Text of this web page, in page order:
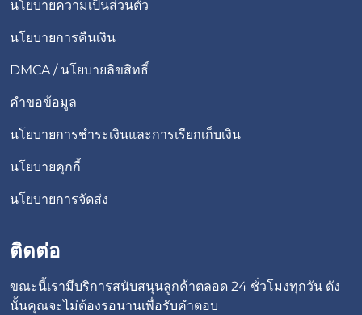
นโยบายความเป็นส่วนตัว
นโยบายการคืนเงิน
DMCA / นโยบายลิขสิทธิ์
คำขอข้อมูล
นโยบายการชำระเงินและการเรียกเก็บเงิน
นโยบายคุกกี้
นโยบายการจัดส่ง
ติดต่อ
ขณะนี้เรามีบริการสนับสนุนลูกค้าตลอด 24 ชั่วโมงทุกวัน ดัง
นั้นคุณจะไม่ต้องรอนานเพื่อรับคำตอบ